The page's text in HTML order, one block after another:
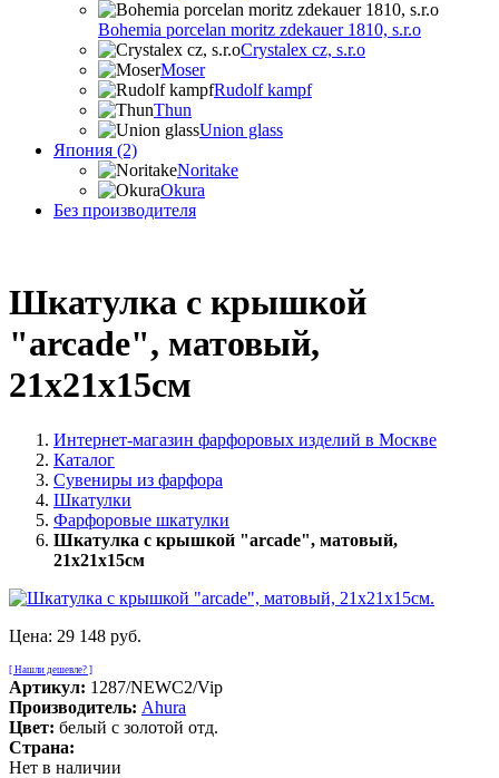
Bohemia porcelan moritz zdekauer 1810, s.r.o
Crystalex cz, s.r.o
Moser
Rudolf kampf
Thun
Union glass
Япония (2)
Noritake
Okura
Без производителя
Шкатулка с крышкой
"arcade", матовый,
21х21х15см
Интернет-магазин фарфоровых изделий в Москве
Каталог
Сувениры из фарфора
Шкатулки
Фарфоровые шкатулки
Шкатулка с крышкой "arcade", матовый,
21х21х15см
Цена: 29 148 руб.
[ Нашли дешевле? ]
Артикул: 1287/NEWC2/Vip
Производитель: Ahura
Цвет: белый с золотой отд.
Страна:
Нет в наличии